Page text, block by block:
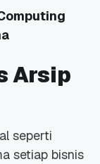
Arsip
seperti
setiap bisnis